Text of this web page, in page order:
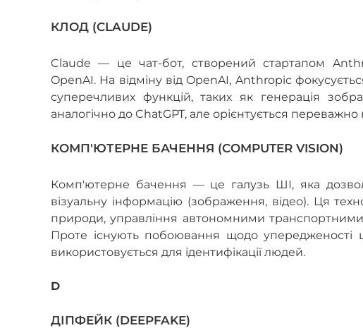
КЛОД (CLAUDE)
Claude — це чат-бот, створений стартапом
OpenAI. На відміну від OpenAI, Anthropic
суперечливих функцій, таких як генерація
аналогічно до ChatGPT, але орієнтується переважно
КОМП'ЮТЕРНЕ БАЧЕННЯ (COMPUTER VISION)
Комп'ютерне бачення — це галузь ШІ, яка
візуальну інформацію (зображення, відео). Ця
природи, управління автономними транспортними
Проте існують побоювання щодо упередженості
використовується для ідентифікації людей.
D
ДІПФЕЙК (DEEPFAKE)